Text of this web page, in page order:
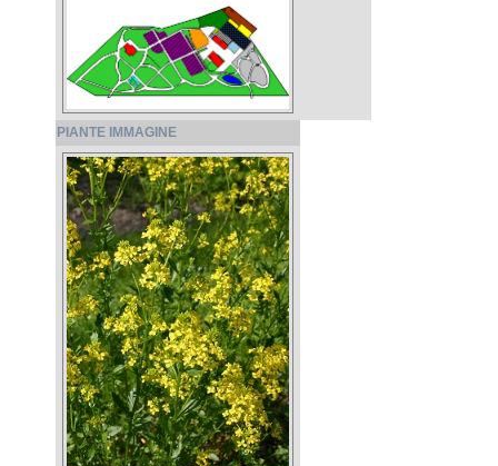
PIANTE IMMAGINE